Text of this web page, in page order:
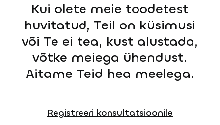
Kui olete meie toodetest
huvitatud, Teil on küsimusi
või Te ei tea, kust alustada,
võtke meiega ühendust.
Aitame Teid hea meelega.
Registreeri konsultatsioonile